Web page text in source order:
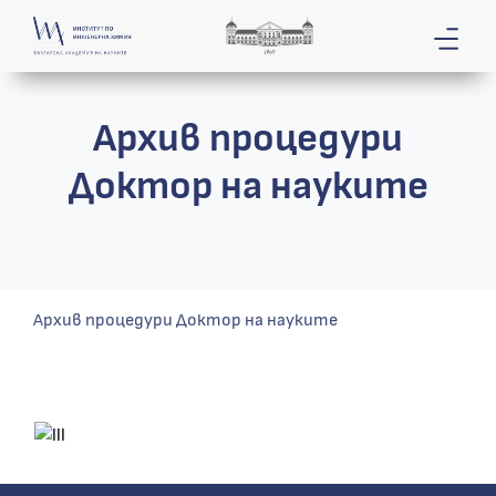
Архив процедури
Доктор на науките
Архив процедури Доктор на науките